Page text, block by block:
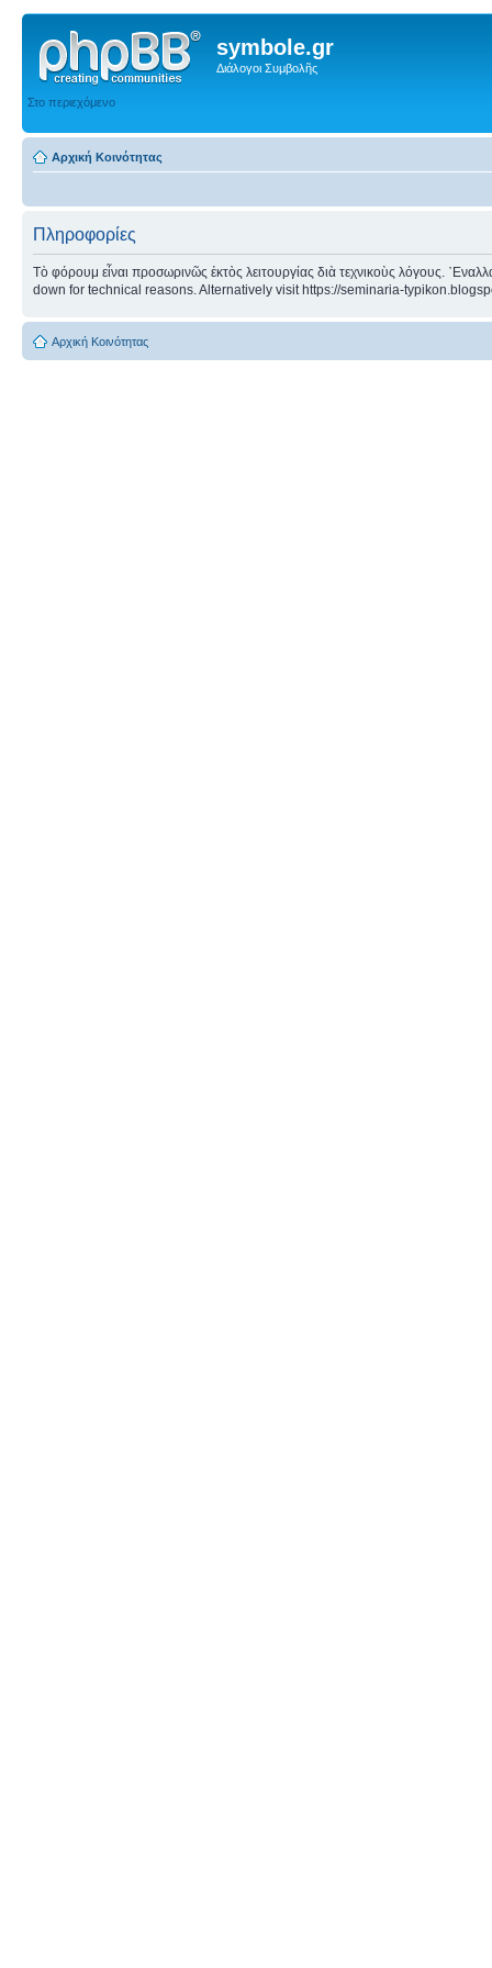
symbole.gr
Διάλογοι Συμβολῆς
Στο περιεχόμενο
Αρχική Κοινότητας
Πληροφορίες
Τὸ φόρουμ εἶναι προσωρινῶς ἐκτὸς λειτουργίας διὰ τεχνικοὺς λόγους.
down for technical reasons. Alternatively visit https://seminaria-
Αρχική Κοινότητας